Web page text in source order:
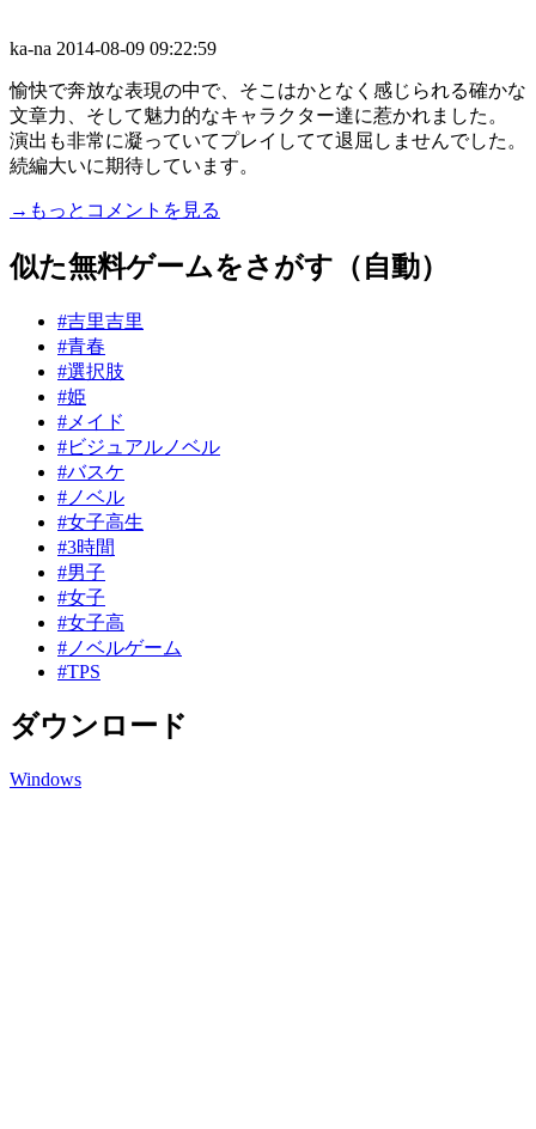
ka-na 2014-08-09 09:22:59
愉快で奔放な表現の中で、そこはかとなく感じられる確かな
文章力、そして魅力的なキャラクター達に惹かれました。
演出も非常に凝っていてプレイしてて退屈しませんでした。
続編大いに期待しています。
→もっとコメントを見る
似た無料ゲームをさがす（自動）
#吉里吉里
#青春
#選択肢
#姫
#メイド
#ビジュアルノベル
#バスケ
#ノベル
#女子高生
#3時間
#男子
#女子
#女子高
#ノベルゲーム
#TPS
ダウンロード
Windows